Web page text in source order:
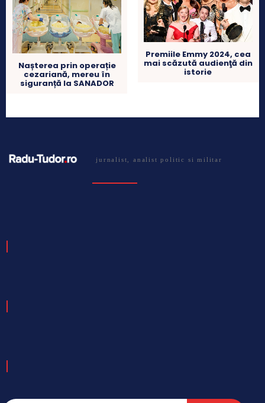
Nașterea prin operație
cezariană, mereu în
siguranță la SANADOR
Premiile Emmy 2024, cea
mai scăzută audienţă din
istorie
jurnalist, analist politic si militar